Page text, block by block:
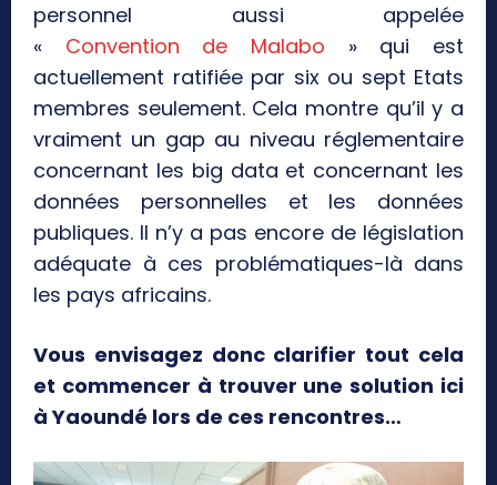
personnel aussi appelée
« Convention de Malabo » qui est
actuellement ratifiée par six ou sept Etats
membres seulement. Cela montre qu’il y a
vraiment un gap au niveau réglementaire
concernant les big data et concernant les
données personnelles et les données
publiques. Il n’y a pas encore de législation
adéquate à ces problématiques-là dans
les pays africains.
Vous envisagez donc clarifier tout cela
et commencer à trouver une solution ici
à Yaoundé lors de ces rencontres…